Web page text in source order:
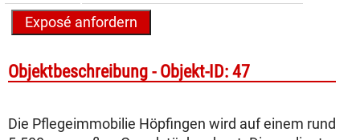
Objekt­beschreibung - Objekt-ID: 47
Die Pflegeimmobilie Höpfingen wird auf einem rund